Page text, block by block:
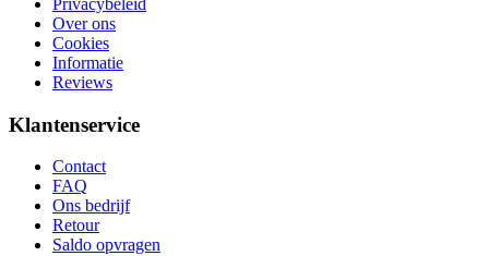
Over ons
Cookies
Informatie
Reviews
Klantenservice
Contact
FAQ
Ons bedrijf
Retour
Saldo opvragen